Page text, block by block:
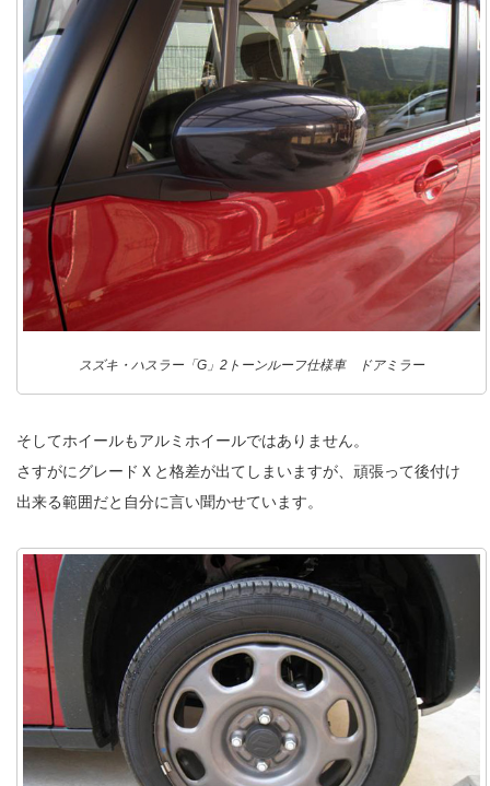
スズキ・ハスラー「G」2トーンルーフ仕様車 ドアミラー
そしてホイールもアルミホイールではありません。
さすがにグレードＸと格差が出てしまいますが、頑張って後付け
出来る範囲だと自分に言い聞かせています。